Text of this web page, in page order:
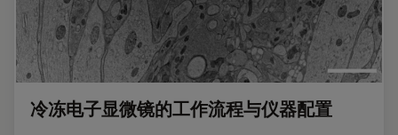
冷冻电子显微镜的工作流程与仪器配置